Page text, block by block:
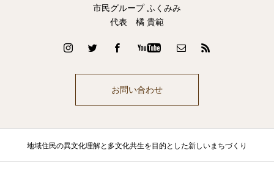
市民グループ ふくみみ
代表 橘 貴範
お問い合わせ
地域住民の異文化理解と多文化共生を目的とした新しいまちづくり